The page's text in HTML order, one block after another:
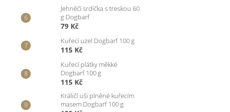
Jehněčí srdíčka s treskou 60
g Dogbarf
79 Kč
Kuřecí uzel Dogbarf 100 g
115 Kč
Kuřecí plátky měkké
Dogbarf 100 g
115 Kč
Králičí uši plněné kuřecím
masem Dogbarf 100 g